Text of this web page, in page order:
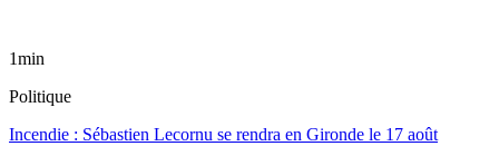
1min
Politique
Incendie : Sébastien Lecornu se rendra en Gironde le 17 août